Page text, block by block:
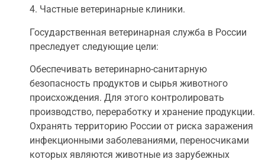
4. Частные ветеринарные клиники.
Государственная ветеринарная служба в России
преследует следующие цели:
Обеспечивать ветеринарно-санитарную
безопасность продуктов и сырья животного
происхождения. Для этого контролировать
производство, переработку и хранение продукции.
Охранять территорию России от риска заражения
инфекционными заболеваниями, переносчиками
которых являются животные из зарубежных